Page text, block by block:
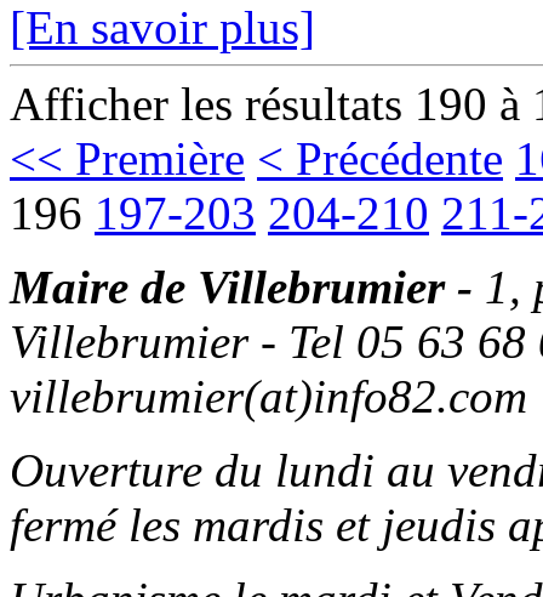
[En savoir plus]
Afficher les résultats 190 à
<< Première < Précédente
196 197-203 204-210 211-
Maire de Villebrumier - 1,
Villebrumier - Tel 05 63
villebrumier(at)info82.com
Ouverture du lundi au
fermé les mardis et jeudis